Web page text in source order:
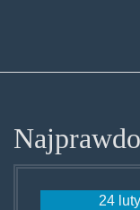
24